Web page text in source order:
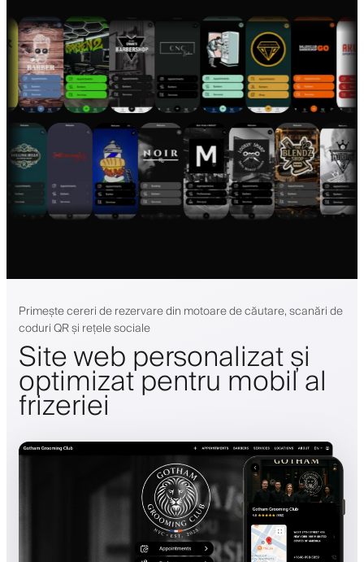
Primește cereri de rezervare din motoare de căutare, scanări de
coduri QR și rețele sociale
Site web personalizat și
optimizat pentru mobil al
frizeriei